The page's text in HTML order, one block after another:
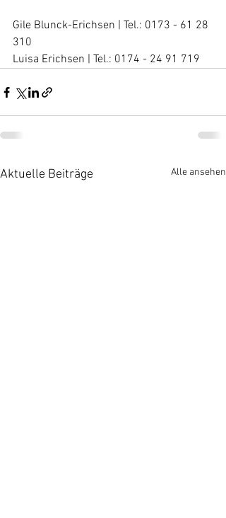
Gile Blunck-Erichsen | Tel.: 0173 - 61 28
310
Luisa Erichsen | Tel.: 0174 - 24 91 719
Aktuelle Beiträge Alle ansehen